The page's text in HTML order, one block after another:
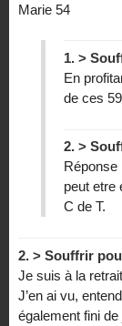
Marie 54
1. >
En
de ces
2. >
Réponse
peut etre
C de T.
2. > Souffrir
Je suis à la
J’en ai vu,
également fini